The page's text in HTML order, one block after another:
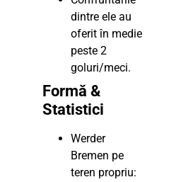
dintre ele au
oferit în medie
peste 2
goluri/meci.
Formă &
Statistici
Werder
Bremen pe
teren propriu: